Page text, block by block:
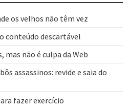
os velhos não têm vez
conteúdo descartável
não é culpa da Web
assassinos: revide e saia do
fazer exercício